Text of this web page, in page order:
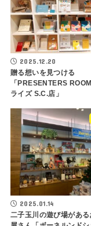
2025.12.20
贈る想いを見つける
「PRESENTERS
ライズ S.C.店」
2025.01.14
二子玉川の遊び場がある